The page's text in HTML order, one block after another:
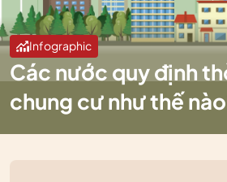
Infographic
Các nước quy định
chung cư như thế